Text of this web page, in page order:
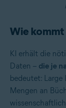
Wie
KI erhält die
Daten – die je
bedeutet: Large
Mengen an